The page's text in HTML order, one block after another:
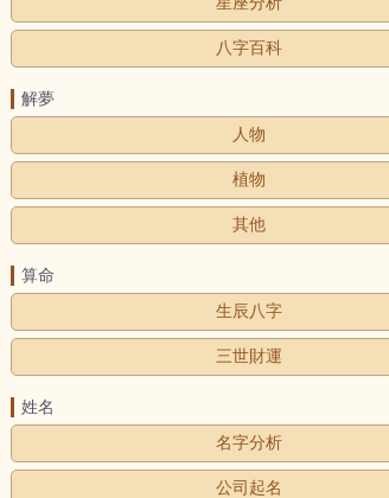
八字百科
解夢
人物
植物
其他
算命
生辰八字
三世財運
姓名
名字分析
公司起名